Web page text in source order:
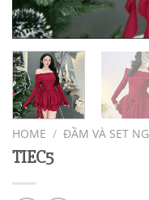
HOME / ĐẦM VÀ SET
TIEC5